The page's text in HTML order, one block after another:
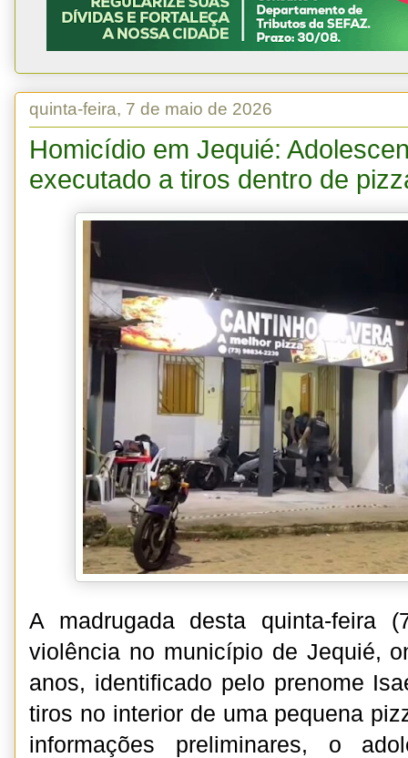
quinta-feira, 7 de maio de 2026
Homicídio em Jequié:
executado a tiros dentro de
A madrugada desta quinta-feira
violência no município de Jequié,
anos, identificado pelo prenome
tiros no interior de uma pequena
informações preliminares, o